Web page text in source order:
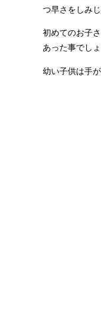
つ早さをしみ
初めてのお子
あった事でしょ
幼い子供は手